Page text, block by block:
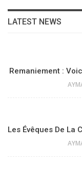
LATEST NEWS
Remaniement :
Les Évêques De La